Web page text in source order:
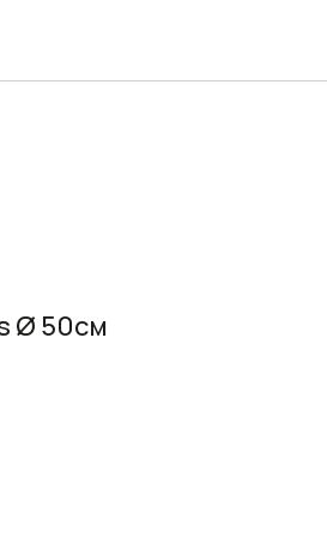
Ø 50см